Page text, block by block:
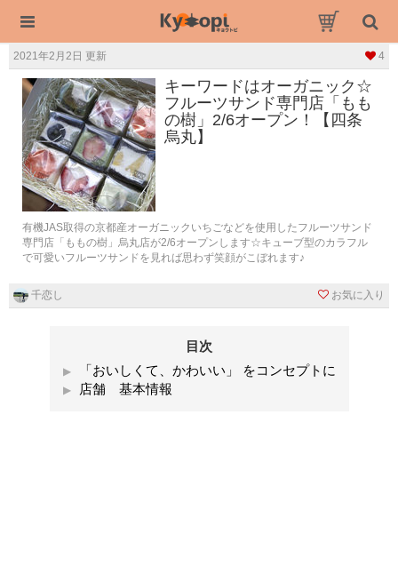
2021年2月2日 更新 4
キーワードはオーガニック☆
フルーツサンド専門店「もも
の樹」2/6オープン！【四条
烏丸】
有機JAS取得の京都産オーガニックいちごなどを使用したフルーツサンド
専門店「ももの樹」烏丸店が2/6オープンします☆キューブ型のカラフル
で可愛いフルーツサンドを見れば思わず笑顔がこぼれます♪
千恋し お気に入り
目次
「おいしくて、かわいい」 をコンセプトに
店舗 基本情報